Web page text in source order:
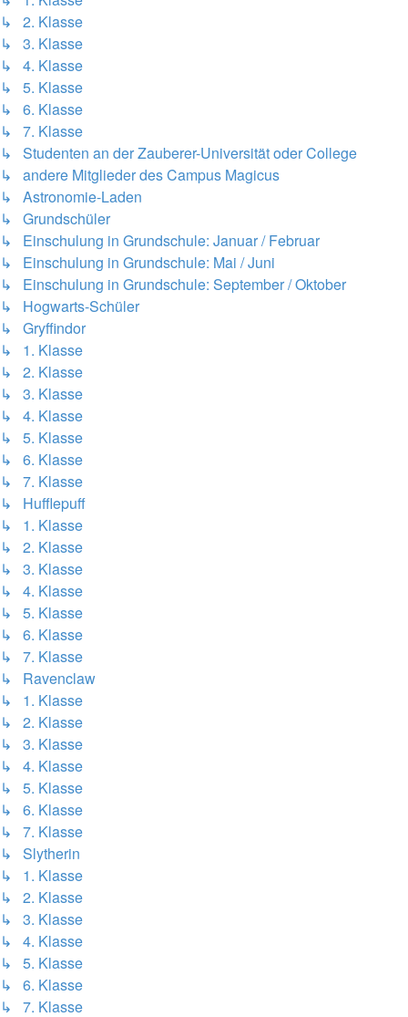
↳ 2. Klasse
↳ 3. Klasse
↳ 4. Klasse
↳ 5. Klasse
↳ 6. Klasse
↳ 7. Klasse
↳ Studenten an der Zauberer-Universität oder College
↳ andere Mitglieder des Campus Magicus
↳ Astronomie-Laden
↳ Grundschüler
↳ Einschulung in Grundschule: Januar / Februar
↳ Einschulung in Grundschule: Mai / Juni
↳ Einschulung in Grundschule: September / Oktober
↳ Hogwarts-Schüler
↳ Gryffindor
↳ 1. Klasse
↳ 2. Klasse
↳ 3. Klasse
↳ 4. Klasse
↳ 5. Klasse
↳ 6. Klasse
↳ 7. Klasse
↳ Hufflepuff
↳ 1. Klasse
↳ 2. Klasse
↳ 3. Klasse
↳ 4. Klasse
↳ 5. Klasse
↳ 6. Klasse
↳ 7. Klasse
↳ Ravenclaw
↳ 1. Klasse
↳ 2. Klasse
↳ 3. Klasse
↳ 4. Klasse
↳ 5. Klasse
↳ 6. Klasse
↳ 7. Klasse
↳ Slytherin
↳ 1. Klasse
↳ 2. Klasse
↳ 3. Klasse
↳ 4. Klasse
↳ 5. Klasse
↳ 6. Klasse
↳ 7. Klasse